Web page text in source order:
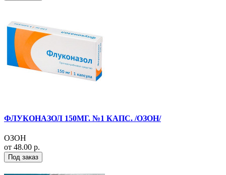
ФЛУКОНАЗОЛ 150МГ. №1 КАПС. /ОЗОН/
ОЗОН
от 48.00 р.
Под заказ